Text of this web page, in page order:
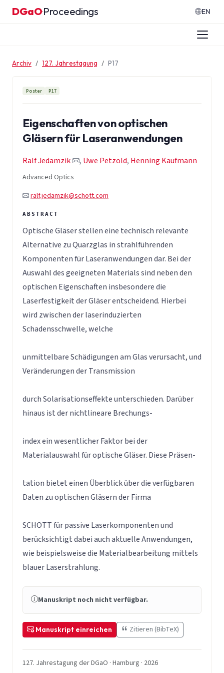
Zum Inhalt springen
DGaO·Proceedings EN
Archiv 127. Jahrestagung P17
Poster P17
Eigenschaften von optischen
Gläsern für Laseranwendungen
Ralf Jedamzik , Uwe Petzold, Henning Kaufmann
Advanced Optics
ralf.jedamzik@schott.com
Optische Gläser stellen eine technisch relevante
Alternative zu Quarzglas in strahlführenden
Komponenten für Laseranwendungen dar. Bei der
Auswahl des geeigneten Materials sind neben den
optischen Eigenschaften insbesondere die
Laserfestigkeit der Gläser entscheidend. Hierbei
wird zwischen der laserinduzierten
Schadensschwelle, welche
unmittelbare Schädigungen am Glas verursacht, und
Veränderungen der Transmission
durch Solarisationseffekte unterschieden. Darüber
hinaus ist der nichtlineare Brechungs-
index ein wesentlicher Faktor bei der
Materialauswahl für optische Gläser. Diese Präsen-
tation bietet einen Überblick über die verfügbaren
Daten zu optischen Gläsern der Firma
SCHOTT für passive Laserkomponenten und
berücksichtigt dabei auch aktuelle Anwendungen,
wie beispielsweise die Materialbearbeitung mittels
blauer Laserstrahlung.
Manuskript noch nicht verfügbar.
Manuskript einreichen Zitieren (BibTeX)
127. Jahrestagung der DGaO · Hamburg · 2026